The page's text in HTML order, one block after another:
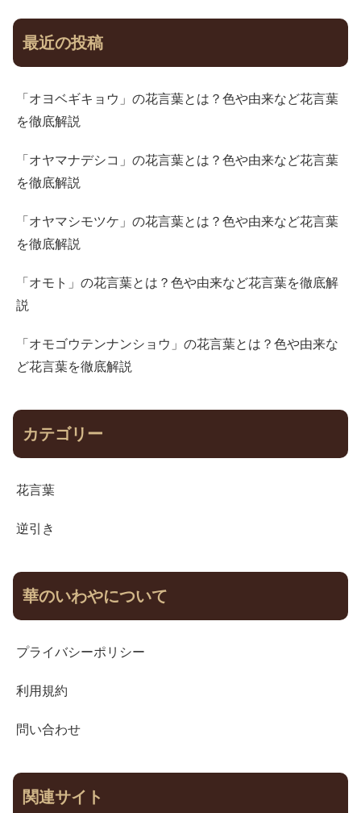
最近の投稿
「オヨベギキョウ」の花言葉とは？色や由来など花言葉
を徹底解説
「オヤマナデシコ」の花言葉とは？色や由来など花言葉
を徹底解説
「オヤマシモツケ」の花言葉とは？色や由来など花言葉
を徹底解説
「オモト」の花言葉とは？色や由来など花言葉を徹底解
説
「オモゴウテンナンショウ」の花言葉とは？色や由来な
ど花言葉を徹底解説
カテゴリー
花言葉
逆引き
華のいわやについて
プライバシーポリシー
利用規約
問い合わせ
関連サイト